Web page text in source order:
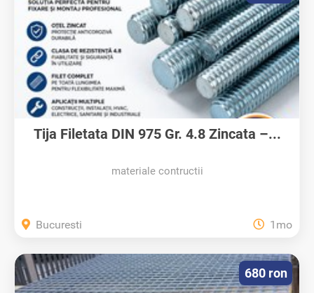
Tija Filetata DIN 975 Gr. 4.8 Zincata –...
materiale contructii
Bucuresti 1mo
680 ron